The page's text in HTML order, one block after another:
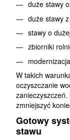
duże stawy
duże stawy
stawy o
zbiorniki
W takich
oczyszczanie
zmniejszyć
Gotowy
stawu